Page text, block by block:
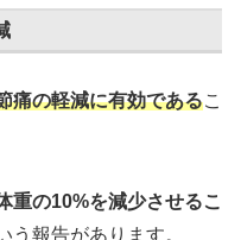
痛の軽減に有効であるこ
重の10%を減少させるこ
う報告があります。